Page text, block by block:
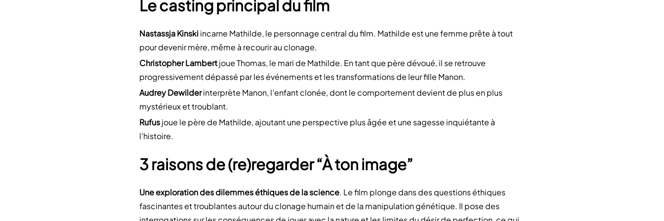
Le casting principal du film
Nastassja Kinskiincarne Mathilde, le personnage central du film. Mathilde est une femme prête à tout
pour devenir mère, même à recourir au clonage.
Christopher Lambertjoue Thomas, le mari de Mathilde. En tant que père dévoué, il se retrouve
progressivement dépassé par les événements et les transformations de leur fille Manon.
Audrey Dewilderinterprète Manon, l’enfant clonée, dont le comportement devient de plus en plus
mystérieux et troublant.
Rufusjoue le père de Mathilde, ajoutant une perspective plus âgée et une sagesse inquiétante à
l’histoire.
3 raisons de (re)regarder “À ton image”
Une exploration des dilemmes éthiques de la science. Le film plonge dans des questions éthiques
fascinantes et troublantes autour du clonage humain et de la manipulation génétique. Il pose des